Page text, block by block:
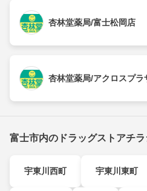
杏林堂薬局/富士松岡店
杏林堂薬局/アクロスプラ
富士市内のドラッグストアチ
宇東川西町 宇東川東町